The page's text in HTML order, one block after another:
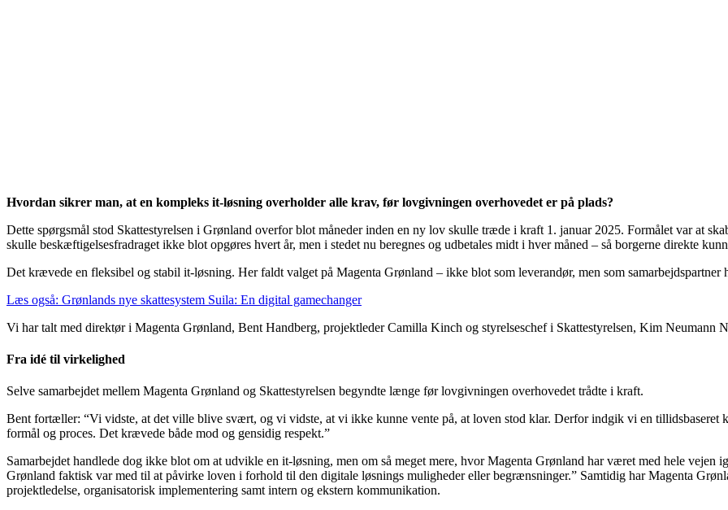
Hvordan sikrer man, at en kompleks it-løsning overholder alle krav, før lovgivningen overhovedet er på plads?
Dette spørgsmål stod Skattestyrelsen i Grønland overfor blot måneder inden en ny lov skulle træde i kraft 1. januar 2025. Formålet var at
skulle beskæftigelsesfradraget ikke blot opgøres hvert år, men i stedet nu beregnes og udbetales midt i hver måned – så borgerne direkte
Det krævede en fleksibel og stabil it-løsning. Her faldt valget på Magenta Grønland – ikke blot som leverandør, men som samarbejdspartner
Læs også: Grønlands nye skattesystem Suila: En digital gamechanger
Vi har talt med direktør i Magenta Grønland, Bent Handberg, projektleder Camilla Kinch og styrelseschef i Skattestyrelsen, Kim Neumann
Fra idé til virkelighed
Selve samarbejdet mellem Magenta Grønland og Skattestyrelsen begyndte længe før lovgivningen overhovedet trådte i kraft.
Bent fortæller: “Vi vidste, at det ville blive svært, og vi vidste, at vi ikke kunne vente på, at loven stod klar. Derfor indgik vi en tillidsbaseret
formål og proces. Det krævede både mod og gensidig respekt.”
Samarbejdet handlede dog ikke blot om at udvikle en it-løsning, men om så meget mere, hvor Magenta Grønland har været med hele
Grønland faktisk var med til at påvirke loven i forhold til den digitale løsnings muligheder eller begrænsninger.” Samtidig har Magenta
projektledelse, organisatorisk implementering samt intern og ekstern kommunikation.